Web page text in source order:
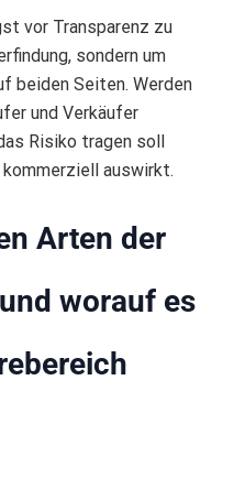
vor Transparenz zu
sondern um
beiden Seiten. Werden
und Verkäufer
Risiko tragen soll
auswirkt.
Arten der
worauf es